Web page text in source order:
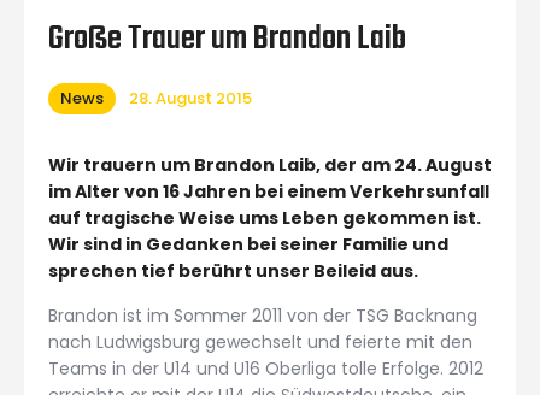
Unterstützen
Links
Große Trauer um Brandon Laib
News 28. August 2015
Wir trauern um Brandon Laib, der am 24. August
im Alter von 16 Jahren bei einem Verkehrsunfall
auf tragische Weise ums Leben gekommen ist.
Wir sind in Gedanken bei seiner Familie und
sprechen tief berührt unser Beileid aus.
Brandon ist im Sommer 2011 von der TSG Backnang
nach Ludwigsburg gewechselt und feierte mit den
Teams in der U14 und U16 Oberliga tolle Erfolge. 2012